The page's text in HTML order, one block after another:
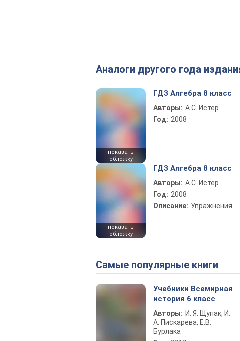
Аналоги другого года
показать
обложку
ГДЗ Алгебра 8 класс
Авторы: А.С. Истер
Год: 2008
показать
обложку
ГДЗ Алгебра 8 класс
Авторы: А.С. Истер
Год: 2008
Описание: Упражнения
Самые популярные книги
Учебники Всемирная
история 6 класс
Авторы: И. Я. Щупак, И.
А. Пискарева, Е.В.
Бурлака